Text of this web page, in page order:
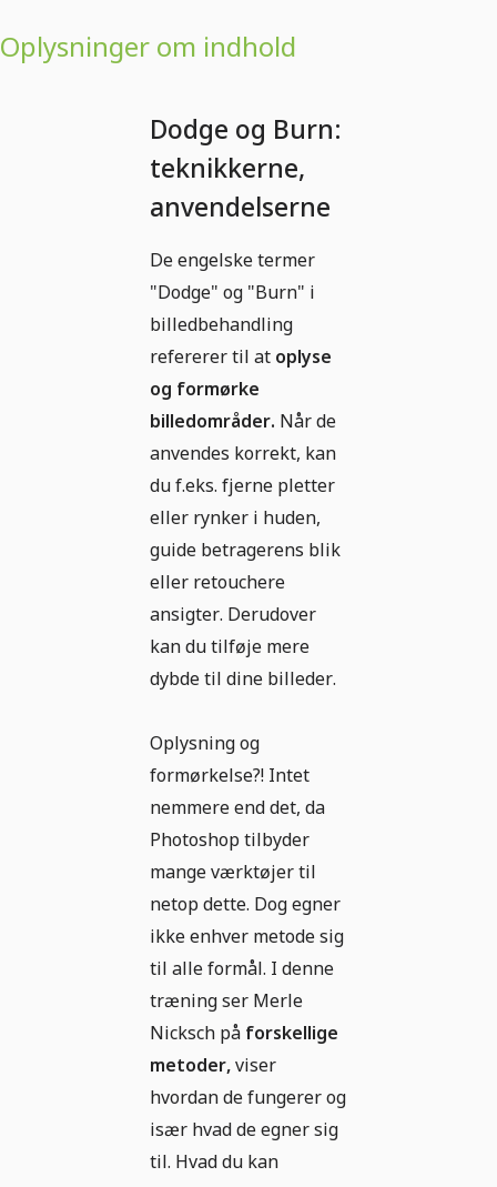
Oplysninger om indhold
Dodge og Burn:
teknikkerne,
anvendelserne
De engelske termer
"Dodge" og "Burn" i
billedbehandling
refererer til at oplyse
og formørke
billedområder. Når de
anvendes korrekt, kan
du f.eks. fjerne pletter
eller rynker i huden,
guide betragerens blik
eller retouchere
ansigter. Derudover
kan du tilføje mere
dybde til dine billeder.
Oplysning og
formørkelse?! Intet
nemmere end det, da
Photoshop tilbyder
mange værktøjer til
netop dette. Dog egner
ikke enhver metode sig
til alle formål. I denne
træning ser Merle
Nicksch på forskellige
metoder,viser
hvordan de fungerer og
især hvad de egner sig
til. Hvad du kan